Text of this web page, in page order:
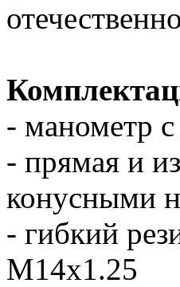
- манометр
- прямая и
конусными
- гибкий
М14х1.25